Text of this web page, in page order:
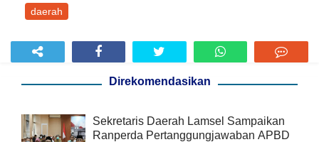
daerah
Direkomendasikan
Sekretaris Daerah Lamsel Sampaikan
Ranperda Pertanggungjawaban APBD